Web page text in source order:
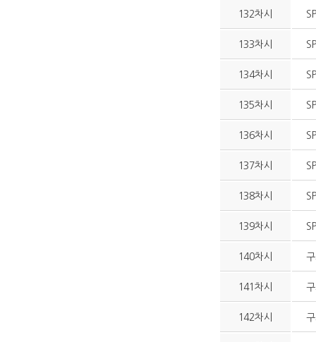
132차시
133차시
134차시
135차시
136차시
137차시
138차시
139차시
140차시
141차시
142차시